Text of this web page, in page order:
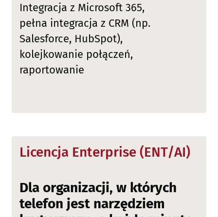
Integracja z Microsoft 365,
pełna integracja z CRM (np.
Salesforce, HubSpot),
kolejkowanie połączeń,
raportowanie
Licencja Enterprise (ENT/AI)
Dla organizacji, w których
telefon jest narzędziem